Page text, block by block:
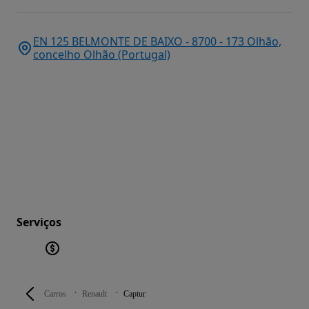
Carros Renault Captur
EN 125 BELMONTE DE BAIXO - 8700 - 173 Olhão,
concelho Olhão (Portugal)
Serviços